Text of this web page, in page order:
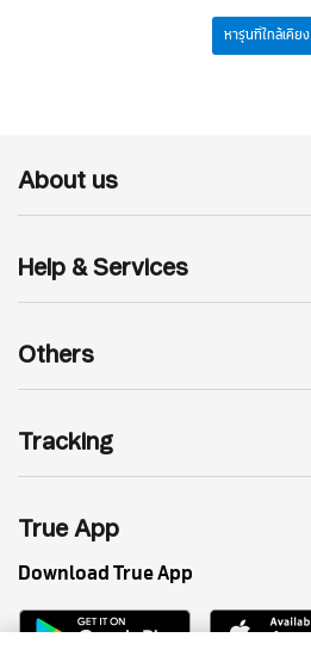
หารุ่นที่ใกล้เคียง
About us
Help & Services
Others
Tracking
True App
Download True App